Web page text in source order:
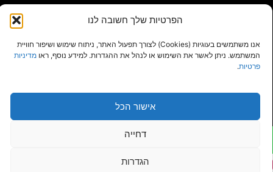
הפרטיות שלך חשובה לנו
אנו משתמשים בעוגיות (Cookies) לצורך תפעול האתר, ניתוח שימוש ושיפור חוויית
המשתמש. ניתן לאשר את השימוש או לנהל את ההגדרות. למידע נוסף, ראו מדיניות
פרטיות.
אישור הכל
דחייה
הגדרות
תוקה פתרונות חכמים
מפתחות הידרופנאומטים